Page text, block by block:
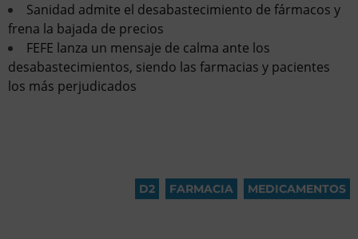
Sanidad admite el desabastecimiento de fármacos y
frena la bajada de precios
FEFE lanza un mensaje de calma ante los
desabastecimientos, siendo las farmacias y pacientes
los más perjudicados
D2 FARMACIA MEDICAMENTOS